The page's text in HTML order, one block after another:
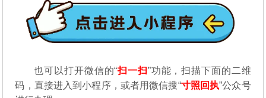
也可以打开微信的“扫一扫”功能，扫描下面的二维
码，直接进入到小程序，或者用微信搜“寸照回执”公众号